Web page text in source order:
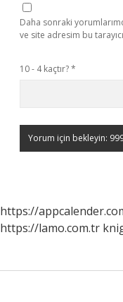
Daha sonraki
ve site adresim bu
10 - 4 kaçtır?*
https://
https://lamo.com.tr